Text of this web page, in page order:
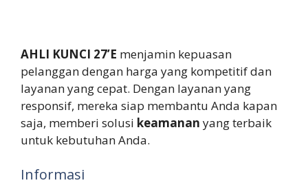
AHLI KUNCI 27’E menjamin kepuasan
pelanggan dengan harga yang kompetitif dan
layanan yang cepat. Dengan layanan yang
responsif, mereka siap membantu Anda kapan
saja, memberi solusi keamanan yang terbaik
untuk kebutuhan Anda.
Informasi